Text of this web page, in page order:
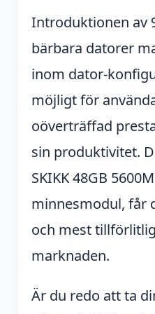
Introduktionen av
bärbara datorer
inom dator-
möjligt för
oöverträffad
sin produktivitet.
SKIKK 48GB
minnesmodul, får
och mest
marknaden.
Är du redo att ta